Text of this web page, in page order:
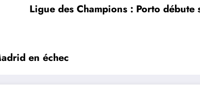
Ligue des Champions : Porto
en échec